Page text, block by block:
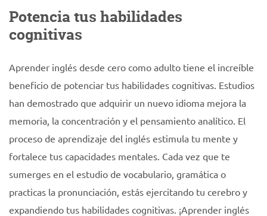
Potencia tus habilidades
cognitivas
Aprender inglés desde cero como adulto tiene el increíble
beneficio de potenciar tus habilidades cognitivas. Estudios
han demostrado que adquirir un nuevo idioma mejora la
memoria, la concentración y el pensamiento analítico. El
proceso de aprendizaje del inglés estimula tu mente y
fortalece tus capacidades mentales. Cada vez que te
sumerges en el estudio de vocabulario, gramática o
practicas la pronunciación, estás ejercitando tu cerebro y
expandiendo tus habilidades cognitivas. ¡Aprender inglés